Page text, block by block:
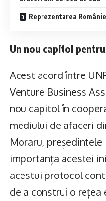
Reprezentarea
Un nou capitol pentru
Acest acord între
Venture Business
nou capitol în
mediului de afaceri
Moraru, președintele
importanța acestei
acestui protocol
de a construi o rețea